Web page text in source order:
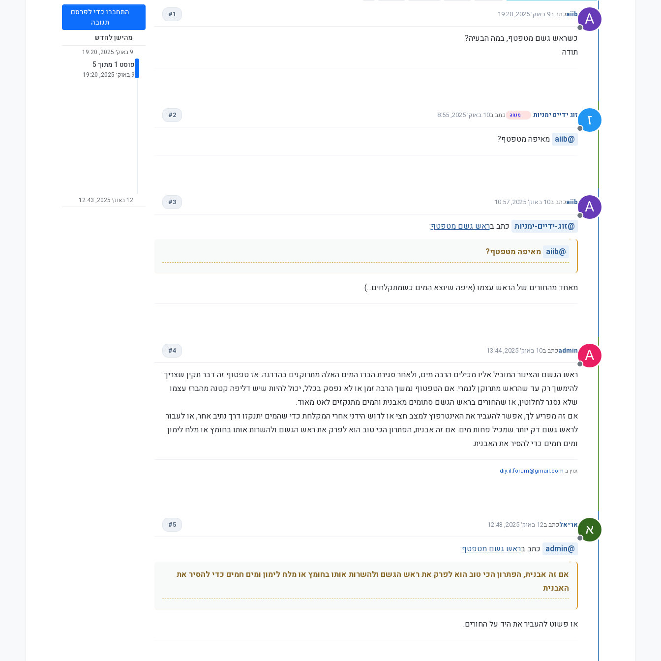
A
מנותק
aiibכתב ב9 באוק׳ 2025, 19:20
נערך לאחרונה על ידי #1
כשראש גשם מטפטף, במה הבעיה?
תודה
ז
מנותק
זוג ידיים ימניות מנחה כתב ב10 באוק׳ 2025, 8:55
נערך לאחרונה על ידי #2
@
aiib מאיפה מטפטף?
A
מנותק
aiibכתב ב10 באוק׳ 2025, 10:57
נערך לאחרונה על ידי #3
@זוג-ידיים-ימניות כתב בראש גשם מטפטף:
@
aiib מאיפה מטפטף?
מאחד מהחורים של הראש עצמו (איפה שיוצא המים כשמתקלחים...)
A
מנותק
adminכתב ב10 באוק׳ 2025, 13:44
נערך לאחרונה על ידי #4
ראש הגשם והצינור המוביל אליו מכילים הרבה מים, ולאחר סגירת הברז המים האלה מתרוקנים בהדרגה. אז טפטוף זה דבר תקין שצריך
להימשך רק עד שהראש מתרוקן לגמרי. אם הטפטוף נמשך הרבה זמן או לא נפסק בכלל, יכול להיות שיש דליפה קטנה מהברז עצמו
שלא נסגר לחלוטין, או שהחורים בראש הגשם סתומים מאבנית והמים מתנקזים לאט מאוד.
אם זה מפריע לך, אפשר להעביר את האינטרפוץ למצב חצי או לדוש הידני אחרי המקלחת כדי שהמים יתנקזו דרך נתיב אחר, או לעבור
לראש גשם דק יותר שמכיל פחות מים. אם זה אבנית, הפתרון הכי טוב הוא לפרק את ראש הגשם ולהשרות אותו בחומץ או מלח לימון
ומים חמים כדי להסיר את האבנית.
זמין ב diy.il.forum@gmail.com
מנותק
אריאלכתב ב12 באוק׳ 2025, 12:43
נערך לאחרונה על ידי #5
@
admin כתב בראש גשם מטפטף:
אם זה אבנית, הפתרון הכי טוב הוא לפרק את ראש הגשם ולהשרות אותו בחומץ או מלח לימון ומים חמים כדי להסיר את
האבנית
או פשוט להעביר את היד על החורים.
התחברו כדי לפרסם
תגובה
מהישן לחדש
9 באוק׳ 2025, 19:20
פוסט 1 מתוך 5
9 באוק׳ 2025, 19:20
12 באוק׳ 2025, 12:43